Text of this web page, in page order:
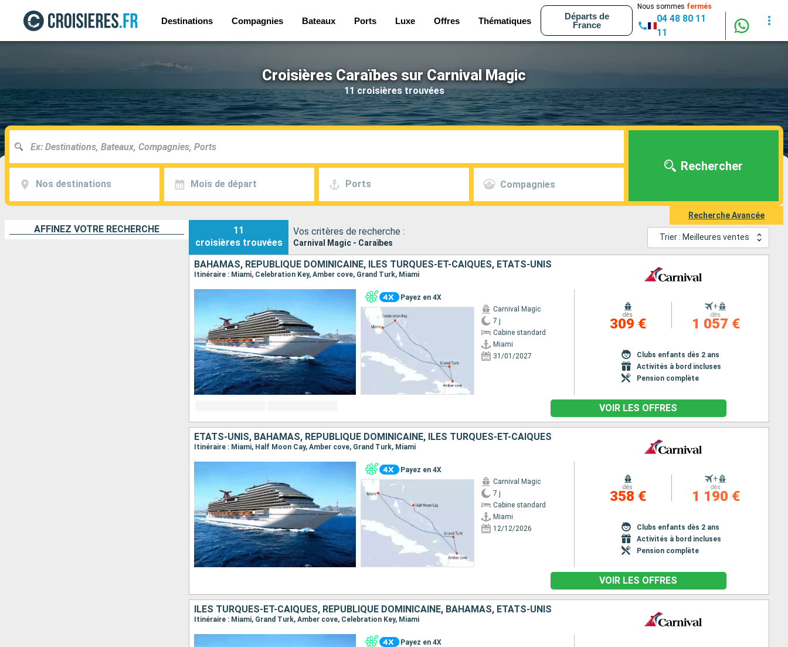
Destinations Compagnies Bateaux Ports Luxe Offres Thématiques
Départs de
France
Nous sommes fermés
04 48 80 11
11
Croisières Caraïbes sur Carnival Magic
11 croisières trouvées
Nos destinations Mois de départ Ports Compagnies
Rechercher
Recherche Avancée
AFFINEZ VOTRE RECHERCHE
11
croisières trouvées
Vos critères de recherche :
Carnival Magic - Caraïbes
Trier : Meilleures ventes
BAHAMAS, RÉPUBLIQUE DOMINICAINE, ÎLES TURQUES-ET-CAÏQUES, ÉTATS-UNIS
Itinéraire : Miami, Celebration Key, Amber cove, Grand Turk, Miami
Payez en 4X
Carnival Magic
7 j
Cabine standard
Miami
31/01/2027
dès
309 €
+
dès
1 057 €
Clubs enfants dès 2 ans
Activités à bord incluses
Pension complète
VOIR LES OFFRES
ÉTATS-UNIS, BAHAMAS, RÉPUBLIQUE DOMINICAINE, ÎLES TURQUES-ET-CAÏQUES
Itinéraire : Miami, Half Moon Cay, Amber cove, Grand Turk, Miami
Payez en 4X
Carnival Magic
7 j
Cabine standard
Miami
12/12/2026
dès
358 €
+
dès
1 190 €
Clubs enfants dès 2 ans
Activités à bord incluses
Pension complète
VOIR LES OFFRES
ÎLES TURQUES-ET-CAÏQUES, RÉPUBLIQUE DOMINICAINE, BAHAMAS, ÉTATS-UNIS
Itinéraire : Miami, Grand Turk, Amber cove, Celebration Key, Miami
Payez en 4X